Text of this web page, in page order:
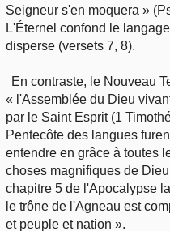
Seigneur s'en moquera »
L'Éternel confond le
disperse (versets 7, 8).
En contraste, le Nouveau
« l'Assemblée du Dieu
par le Saint Esprit (1
Pentecôte des langues
entendre en grâce à toutes
choses magnifiques de
chapitre 5 de l'Apocalypse
le trône de l'Agneau est
et peuple et nation ».